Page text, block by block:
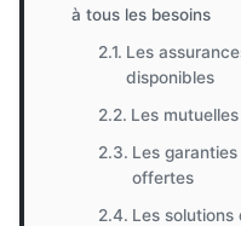
à tous les besoins
Les
disponibles
Les
Les
offertes
Les